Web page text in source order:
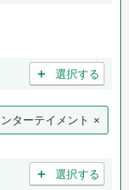
＋ 選択する
ターテイメント ×
＋ 選択する